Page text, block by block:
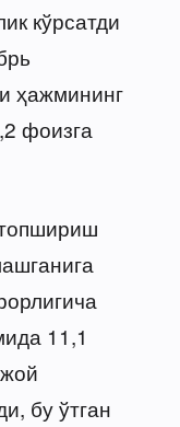
кўрсатди
ҳажмининг
фоизга
11,1
бу ўтган